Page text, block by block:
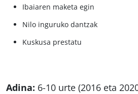
Ibaiaren maketa egin
Nilo inguruko dantzak
Kuskusa prestatu
Adina: 6-10 urte (2016 eta